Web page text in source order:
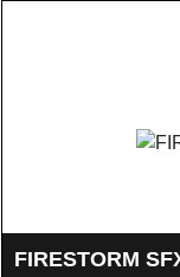
FIRESTORM